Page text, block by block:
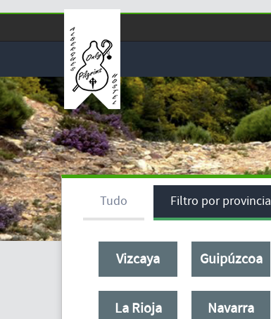
Tudo Filtro por provincia
Vizcaya Guipúzcoa
La Rioja Navarra